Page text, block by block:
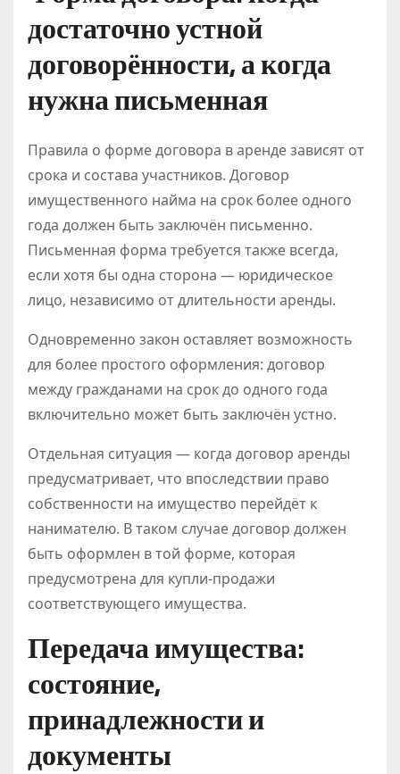
достаточно устной
договорённости, а когда
нужна письменная
Правила о форме договора в аренде зависят от
срока и состава участников. Договор
имущественного найма на срок более одного
года должен быть заключён письменно.
Письменная форма требуется также всегда,
если хотя бы одна сторона — юридическое
лицо, независимо от длительности аренды.
Одновременно закон оставляет возможность
для более простого оформления: договор
между гражданами на срок до одного года
включительно может быть заключён устно.
Отдельная ситуация — когда договор аренды
предусматривает, что впоследствии право
собственности на имущество перейдёт к
нанимателю. В таком случае договор должен
быть оформлен в той форме, которая
предусмотрена для купли-продажи
соответствующего имущества.
Передача имущества:
состояние,
принадлежности и
документы